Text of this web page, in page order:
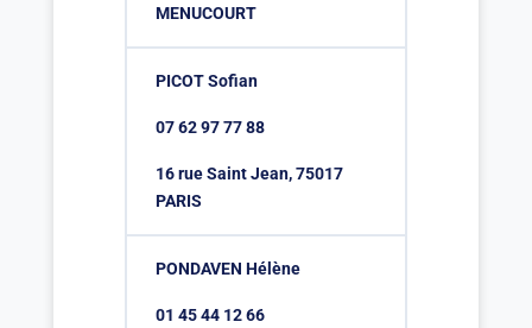
MENUCOURT
PICOT Sofian
07 62 97 77 88
16 rue Saint Jean, 75017
PARIS
PONDAVEN Hélène
01 45 44 12 66